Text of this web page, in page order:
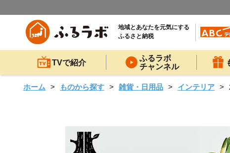
地域とあなたを元気にする
ふるさと納税
TVで紹介
ふるラボ
チャンネル
ホーム ものから探す 雑貨・日用品 インテリア